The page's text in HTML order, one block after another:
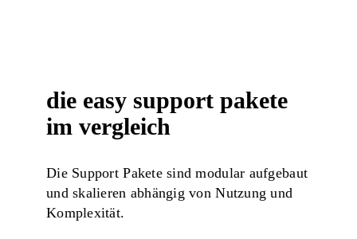
die easy support pakete
im vergleich
Die Support Pakete sind modular aufgebaut
und skalieren abhängig von Nutzung und
Komplexität.